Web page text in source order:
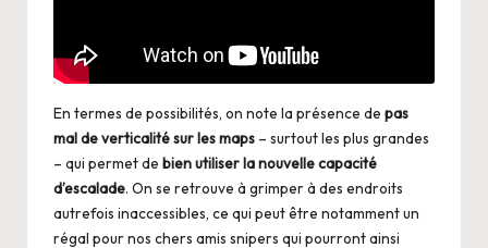
En termes de possibilités, on note la présence de pas
mal de verticalité sur les maps – surtout les plus grandes
– qui permet de bien utiliser la nouvelle capacité
d’escalade. On se retrouve à grimper à des endroits
autrefois inaccessibles, ce qui peut être notamment un
régal pour nos chers amis snipers qui pourront ainsi